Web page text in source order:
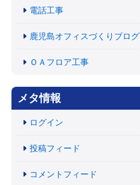
電話工事
鹿児島オフィスづくりブログ
ＯＡフロア工事
メタ情報
ログイン
投稿フィード
コメントフィード